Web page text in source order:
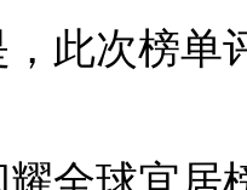
此次榜单